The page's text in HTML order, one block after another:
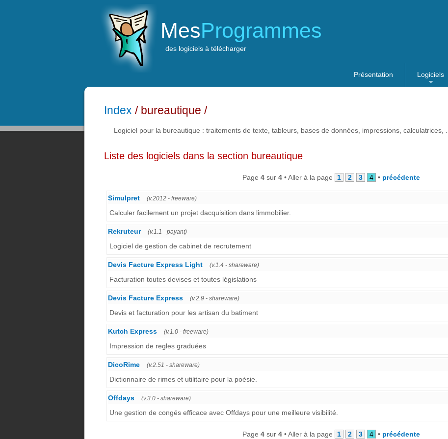
MesProgrammes
des logiciels à télécharger
Présentation
Logiciels
...
Index / bureautique /
Logiciel pour la bureautique : traitements de texte, tableurs, bases de données, impressions, calculatrices, ...
Liste des logiciels dans la section bureautique
Page 4sur 4• Aller à la page 1 2 3 4 • précédente
Simulpret (v.2012 - freeware)
Calculer facilement un projet dacquisition dans limmobilier.
Rekruteur (v.1.1 - payant)
Logiciel de gestion de cabinet de recrutement
Devis Facture Express Light (v.1.4 - shareware)
Facturation toutes devises et toutes législations
Devis Facture Express (v.2.9 - shareware)
Devis et facturation pour les artisan du batiment
Kutch Express (v.1.0 - freeware)
Impression de regles graduées
DicoRime (v.2.51 - shareware)
Dictionnaire de rimes et utilitaire pour la poésie.
Offdays (v.3.0 - shareware)
Une gestion de congés efficace avec Offdays pour une meilleure visibilité.
Page 4sur 4• Aller à la page 1 2 3 4 • précédente